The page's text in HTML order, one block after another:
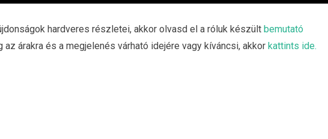
hardveres részletei, akkor olvasd el a róluk készült bemutató
az árakra és a megjelenés várható idejére vagy kíváncsi, akkor kattints ide.